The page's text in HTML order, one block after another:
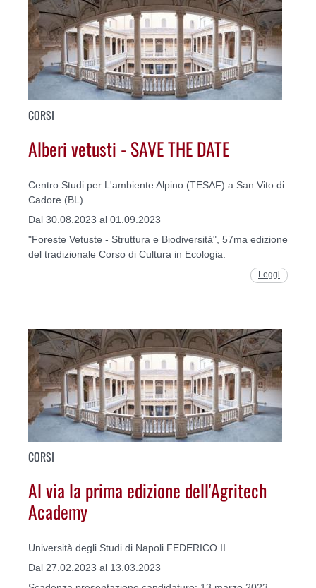
CORSI
Alberi vetusti - SAVE THE DATE
Centro Studi per L'ambiente Alpino (TESAF) a San Vito di
Cadore (BL)
Dal 30.08.2023 al 01.09.2023
"Foreste Vetuste - Struttura e Biodiversità", 57ma edizione
del tradizionale Corso di Cultura in Ecologia.
Leggi
CORSI
Al via la prima edizione dell'Agritech
Academy
Università degli Studi di Napoli FEDERICO II
Dal 27.02.2023 al 13.03.2023